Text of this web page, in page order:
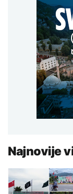
Najnovije